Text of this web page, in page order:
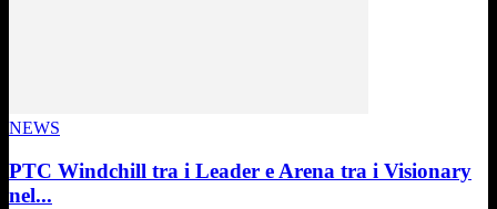
NEWS
PTC Windchill tra i Leader e Arena tra i Visionary
nel...